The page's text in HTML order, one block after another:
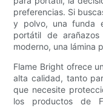
preferencias. Si
y polvo, una funda
portátil de
moderno, una lámina
Flame Bright ofrece
alta calidad, tanto
que necesite
los productos de